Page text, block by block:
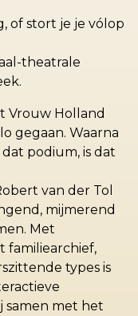
of stort je je vólop
theatrale
Vrouw Holland
gegaan. Waarna
podium, is dat
van der Tol
mijmerend
Met
familiearchief,
types is
samen met het